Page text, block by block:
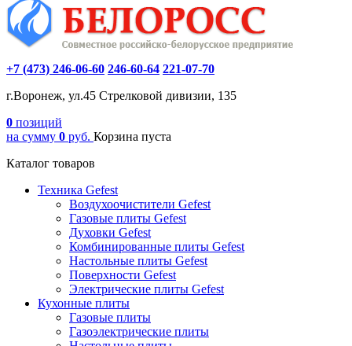
+7 (473) 246-06-60 246-60-64 221-07-70
г.Воронеж, ул.45 Стрелковой дивизии, 135
0 позиций
на сумму 0 руб. Корзина пуста
Каталог товаров
Техника Gefest
Воздухоочистители Gefest
Газовые плиты Gefest
Духовки Gefest
Комбинированные плиты Gefest
Настольные плиты Gefest
Поверхности Gefest
Электрические плиты Gefest
Кухонные плиты
Газовые плиты
Газоэлектрические плиты